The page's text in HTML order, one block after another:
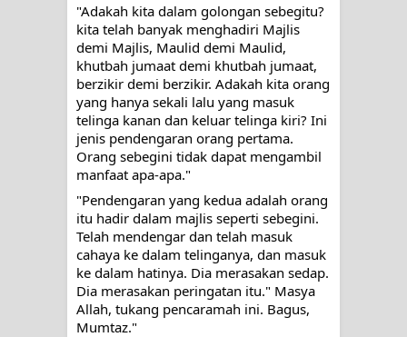
SYARAHAN TINGKAT TINGGI
TASAWWUF*
Syahadat… tapi belum benar-benar
menyaksikan.
KISAH WALI SUFI, YANG BACAAN
SURAT AL-FATIHAHNYA TIDAK
FASIH. TAPI SINGA PUN TUNDUK
PADANYA
SHAYKH TAREKAT ATAU TUKANG
"Adakah kita dalam golongan sebegitu?
kita telah banyak menghadiri Majlis
demi Majlis, Maulid demi Maulid,
khutbah jumaat demi khutbah jumaat,
berzikir demi berzikir. Adakah kita orang
yang hanya sekali lalu yang masuk
telinga kanan dan keluar telinga kiri? Ini
jenis pendengaran orang pertama.
Orang sebegini tidak dapat mengambil
manfaat apa-apa."
"Pendengaran yang kedua adalah orang
itu hadir dalam majlis seperti sebegini.
Telah mendengar dan telah masuk
cahaya ke dalam telinganya, dan masuk
ke dalam hatinya. Dia merasakan sedap.
Dia merasakan peringatan itu." Masya
Allah, tukang pencaramah ini. Bagus,
Mumtaz."